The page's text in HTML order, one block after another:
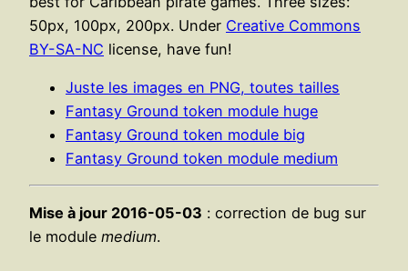
50px, 100px, 200px. Under Creative Commons
BY-SA-NC license, have fun!
Juste les images en PNG, toutes tailles
Fantasy Ground token module huge
Fantasy Ground token module big
Fantasy Ground token module medium
Mise à jour 2016-05-03 : correction de bug sur
le module medium.